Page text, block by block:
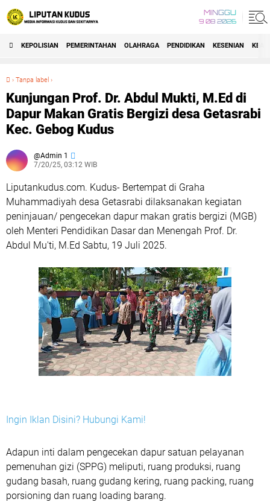
MINGGU
9 08 2026
KEPOLISIAN PEMERINTAHAN OLAHRAGA PENDIDIKAN KESENIAN
› Tanpa label ›
Kunjungan Prof. Dr. Abdul Mukti, M.Ed di
Dapur Makan Gratis Bergizi desa Getasrabi
Kec. Gebog Kudus
Admin 1
7/20/25, 03:12 WIB
Liputankudus.com. Kudus- Bertempat di Graha
Muhammadiyah desa Getasrabi dilaksanakan kegiatan
peninjauan/ pengecekan dapur makan gratis bergizi (MGB)
oleh Menteri Pendidikan Dasar dan Menengah Prof. Dr.
Abdul Mu'ti, M.Ed Sabtu, 19 Juli 2025.
Ingin Iklan Disini? Hubungi Kami!
Adapun inti dalam pengecekan dapur satuan pelayanan
pemenuhan gizi (SPPG) meliputi, ruang produksi, ruang
gudang basah, ruang gudang kering, ruang packing, ruang
porsioning dan ruang loading barang.